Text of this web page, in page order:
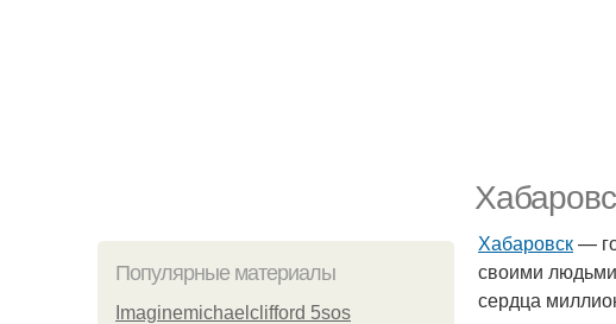
Популярные материалы
Imaginemichaelclifford 5sos
Хабаровск—
своими
сердца